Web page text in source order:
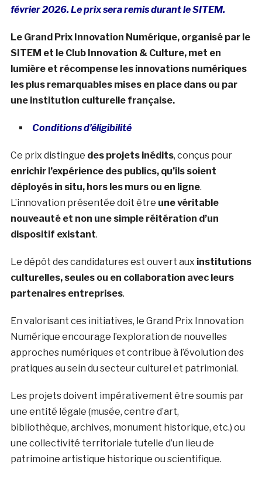
février 2026. Le prix sera remis durant le SITEM.
Le Grand Prix Innovation Numérique, organisé par le
SITEM et le Club Innovation & Culture, met en
lumière et récompense les innovations numériques
les plus remarquables mises en place dans ou par
une institution culturelle française.
Conditions d’éligibilité
Ce prix distingue des projets inédits, conçus pour
enrichir l’expérience des publics, qu’ils soient
déployés in situ, hors les murs ou en ligne.
L’innovation présentée doit être une véritable
nouveauté et non une simple réitération d’un
dispositif existant.
Le dépôt des candidatures est ouvert aux institutions
culturelles, seules ou en collaboration avec leurs
partenaires entreprises.
En valorisant ces initiatives, le Grand Prix Innovation
Numérique encourage l’exploration de nouvelles
approches numériques et contribue à l’évolution des
pratiques au sein du secteur culturel et patrimonial.
Les projets doivent impérativement être soumis par
une entité légale (musée, centre d’art,
bibliothèque, archives, monument historique, etc.) ou
une collectivité territoriale tutelle d’un lieu de
patrimoine artistique historique ou scientifique.